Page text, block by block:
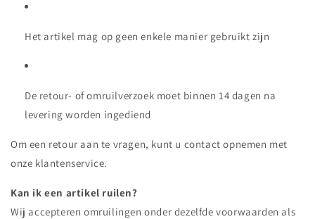
Het artikel mag op geen enkele manier gebruikt zijn
De retour- of omruilverzoek moet binnen 14 dagen na
levering worden ingediend
Om een retour aan te vragen, kunt u contact opnemen met
onze klantenservice.
Kan ik een artikel ruilen?
Wij accepteren omruilingen onder dezelfde voorwaarden als